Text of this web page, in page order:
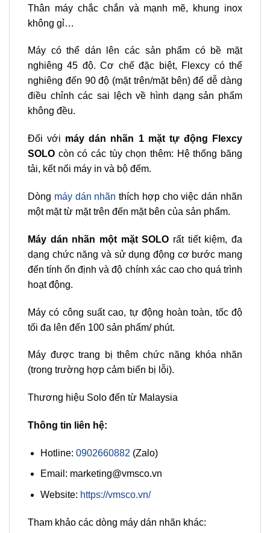
Thân máy chắc chắn và mạnh mẽ, khung inox
không gỉ…
Máy có thể dán lên các sản phẩm có bề mặt
nghiêng 45 độ. Cơ chế đặc biệt, Flexcy có thể
nghiêng đến 90 độ (mặt trên/mặt bên) để dễ dàng
điều chỉnh các sai lệch về hình dạng sản phẩm
không đều.
Đối với máy dán nhãn 1 mặt tự động Flexcy
SOLO còn có các tùy chọn thêm: Hệ thống băng
tải, kết nối máy in và bộ đếm.
Dòng máy dán nhãn thích hợp cho việc dán nhãn
một mặt từ mặt trên đến mặt bên của sản phẩm.
Máy dán nhãn một mặt SOLO rất tiết kiệm, đa
dạng chức năng và sử dụng động cơ bước mang
đến tính ổn định và độ chính xác cao cho quá trình
hoạt động.
Máy có công suất cao, tự động hoàn toàn, tốc độ
tối đa lên đến 100 sản phẩm/ phút.
Máy được trang bị thêm chức năng khóa nhãn
(trong trường hợp cảm biến bị lỗi).
Thương hiệu Solo đến từ Malaysia
Thông tin liên hệ:
Hotline: 0902660882 (Zalo)
Email: marketing@vmsco.vn
Website: https://vmsco.vn/
Tham khảo các dòng máy dán nhãn khác: